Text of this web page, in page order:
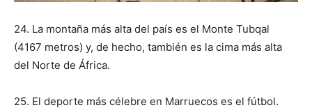
24. La montaña más alta del país es el Monte Tubqal
(4167 metros) y, de hecho, también es la cima más alta
del Norte de África.
25. El deporte más célebre en Marruecos es el fútbol.